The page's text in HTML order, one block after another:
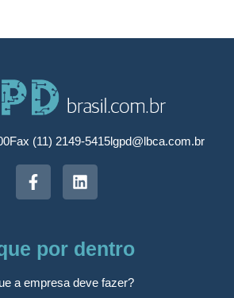
Fax (11) 2149-5415lgpd@lbca.com.br
por dentro
a empresa deve fazer?